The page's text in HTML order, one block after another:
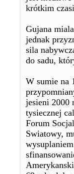
krótkim
Gujana
jednak
sila
do sadu,
W sumie na
jesieni 2000
tysiecznej
Forum
Swiatowy,